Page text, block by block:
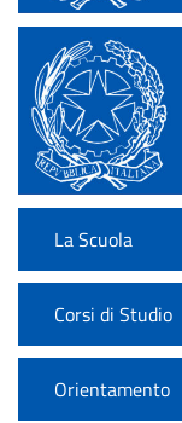
La Scuola
Corsi di Studio
Orientamento